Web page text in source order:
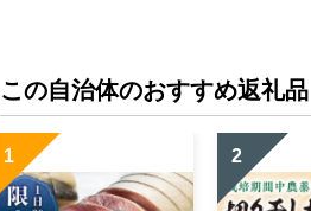
この自治体のおすすめ返礼品
1 2